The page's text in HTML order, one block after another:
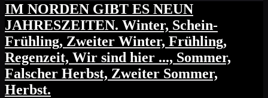
IM NORDEN GIBT ES NEUN
JAHRESZEITEN. Winter, Schein-
Frühling, Zweiter Winter, Frühling,
Regenzeit, Wir sind hier ..., Sommer,
Falscher Herbst, Zweiter Sommer,
Herbst.